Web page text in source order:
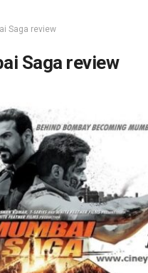
Saga review
Saga review